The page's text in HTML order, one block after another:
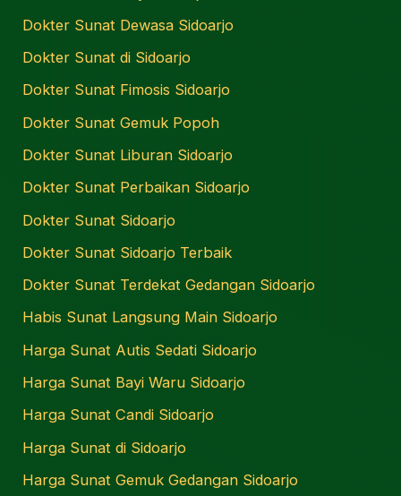
Dokter Sunat Dewasa Sidoarjo
Dokter Sunat di Sidoarjo
Dokter Sunat Fimosis Sidoarjo
Dokter Sunat Gemuk Popoh
Dokter Sunat Liburan Sidoarjo
Dokter Sunat Perbaikan Sidoarjo
Dokter Sunat Sidoarjo
Dokter Sunat Sidoarjo Terbaik
Dokter Sunat Terdekat Gedangan Sidoarjo
Habis Sunat Langsung Main Sidoarjo
Harga Sunat Autis Sedati Sidoarjo
Harga Sunat Bayi Waru Sidoarjo
Harga Sunat Candi Sidoarjo
Harga Sunat di Sidoarjo
Harga Sunat Gemuk Gedangan Sidoarjo